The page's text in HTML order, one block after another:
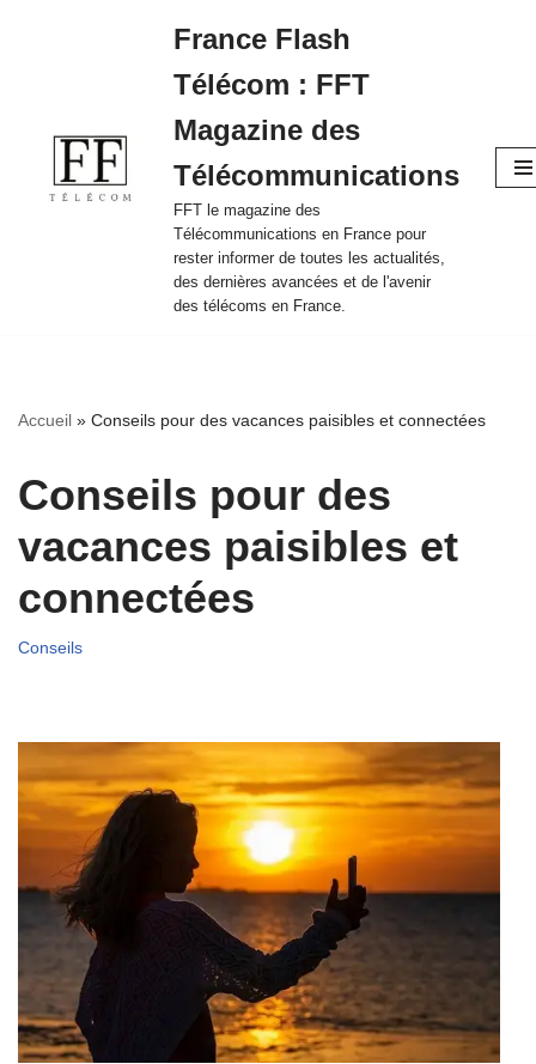
France Flash
Télécom : FFT
Magazine des
Télécommunications
FFT le magazine des
Télécommunications en France pour
rester informer de toutes les actualités,
des dernières avancées et de l'avenir
des télécoms en France.
Accueil » Conseils pour des vacances paisibles et connectées
Conseils pour des
vacances paisibles et
connectées
Conseils